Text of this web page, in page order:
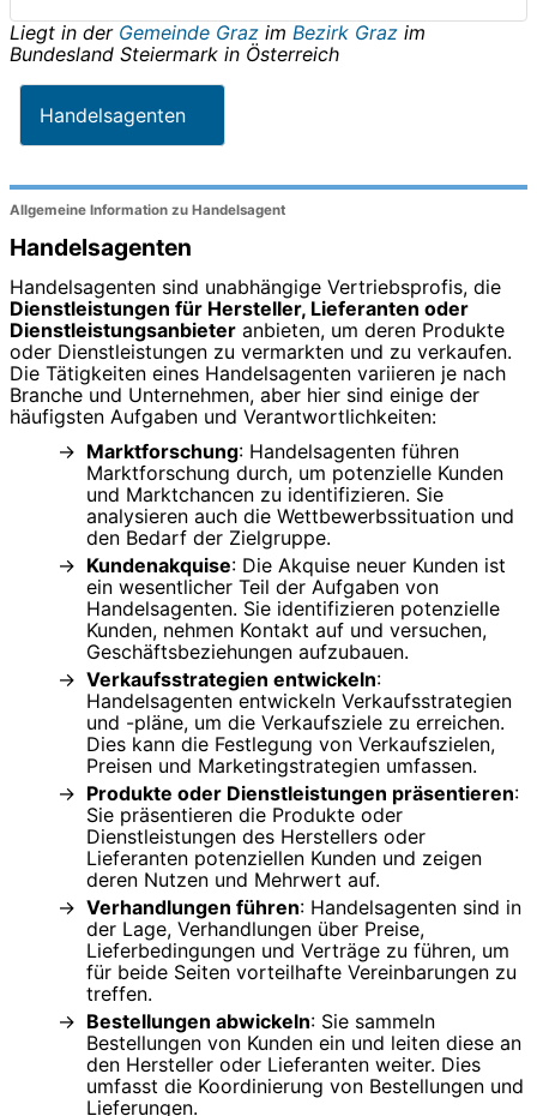
Liegt in der Gemeinde Graz im Bezirk Graz im
Bundesland Steiermark in Österreich
Handelsagenten
Allgemeine Information zu Handelsagent
Handelsagenten
Handelsagenten sind unabhängige Vertriebsprofis, die
Dienstleistungen für Hersteller, Lieferanten oder
Dienstleistungsanbieter anbieten, um deren Produkte
oder Dienstleistungen zu vermarkten und zu verkaufen.
Die Tätigkeiten eines Handelsagenten variieren je nach
Branche und Unternehmen, aber hier sind einige der
häufigsten Aufgaben und Verantwortlichkeiten:
Marktforschung: Handelsagenten führen
Marktforschung durch, um potenzielle Kunden
und Marktchancen zu identifizieren. Sie
analysieren auch die Wettbewerbssituation und
den Bedarf der Zielgruppe.
Kundenakquise: Die Akquise neuer Kunden ist
ein wesentlicher Teil der Aufgaben von
Handelsagenten. Sie identifizieren potenzielle
Kunden, nehmen Kontakt auf und versuchen,
Geschäftsbeziehungen aufzubauen.
Verkaufsstrategien entwickeln:
Handelsagenten entwickeln Verkaufsstrategien
und -pläne, um die Verkaufsziele zu erreichen.
Dies kann die Festlegung von Verkaufszielen,
Preisen und Marketingstrategien umfassen.
Produkte oder Dienstleistungen präsentieren:
Sie präsentieren die Produkte oder
Dienstleistungen des Herstellers oder
Lieferanten potenziellen Kunden und zeigen
deren Nutzen und Mehrwert auf.
Verhandlungen führen: Handelsagenten sind in
der Lage, Verhandlungen über Preise,
Lieferbedingungen und Verträge zu führen, um
für beide Seiten vorteilhafte Vereinbarungen zu
treffen.
Bestellungen abwickeln: Sie sammeln
Bestellungen von Kunden ein und leiten diese an
den Hersteller oder Lieferanten weiter. Dies
umfasst die Koordinierung von Bestellungen und
Lieferungen.